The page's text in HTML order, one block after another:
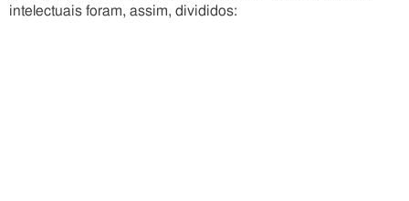
intelectuais foram, assim, divididos: